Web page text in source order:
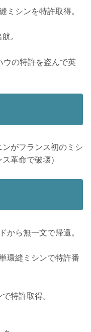
ミシンを特許取得。
。
ウの特許を盗んで英
がフランス初のミシ
革命で破壊）
から無一文で帰還。
環縫ミシンで特許番
特許取得。